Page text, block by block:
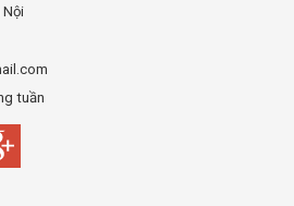
Nội
tuần